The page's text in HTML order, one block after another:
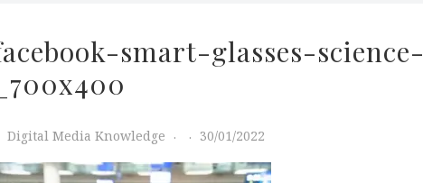
smart-glasses-science-
Digital Media Knowledge 30/01/2022